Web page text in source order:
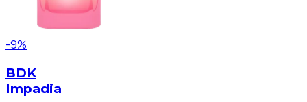
-9%
BDK
Impadia